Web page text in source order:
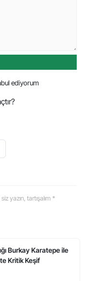
ediyorum
yazın, tartışalım *
Burkay Karatepe ile
Kritik Keşif